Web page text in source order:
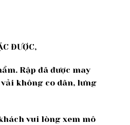
ĐƯỢC,
Rập đã được may
không co dãn, lưng
vui lòng xem mô